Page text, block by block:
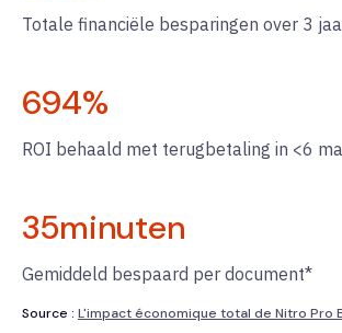
Totale financiële besparingen over 3
694%
ROI behaald met terugbetaling in <6
35minuten
Gemiddeld bespaard per document*
Source : L'impact économique total de Nitro Pro